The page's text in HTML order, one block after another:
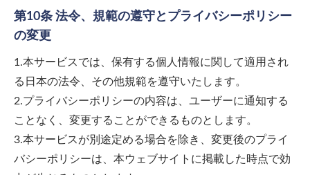
第10条 法令、規範の遵守とプライバシーポリシー
の変更
1.本サービスでは、保有する個人情報に関して適用され
る日本の法令、その他規範を遵守いたします。
2.プライバシーポリシーの内容は、ユーザーに通知する
ことなく、変更することができるものとします。
3.本サービスが別途定める場合を除き、変更後のプライ
バシーポリシーは、本ウェブサイトに掲載した時点で効